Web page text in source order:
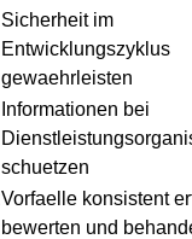
Sicherheit im
Entwicklungszyklus
gewaehrleisten
Informationen bei
schuetzen
Vorfaelle konsistent
bewerten und